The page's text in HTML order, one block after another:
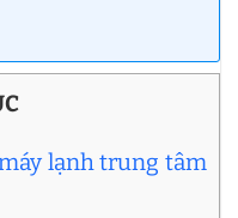
lạnh trung tâm